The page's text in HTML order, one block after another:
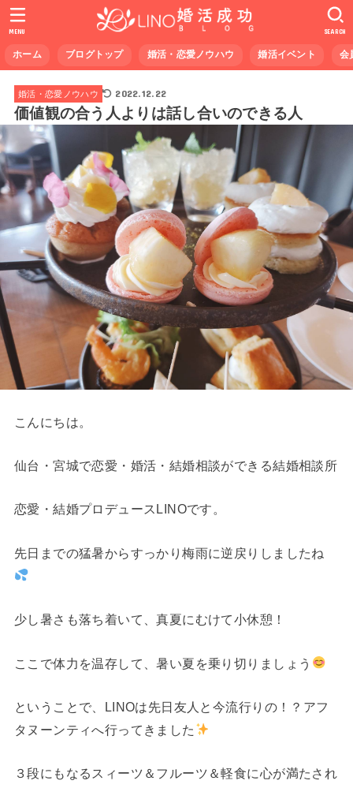
ホーム ブログトップ 婚活・恋愛ノウハウ 婚活イベント 会
SEARCH
MENU
婚活・恋愛ノウハウ 2022.12.22
価値観の合う人よりは話し合いのできる人
こんにちは。
仙台・宮城で恋愛・婚活・結婚相談ができる結婚相談所
恋愛・結婚プロデュースLINOです。
先日までの猛暑からすっかり梅雨に逆戻りしましたね
少し暑さも落ち着いて、真夏にむけて小休憩！
ここで体力を温存して、暑い夏を乗り切りましょう
ということで、LINOは先日友人と今流行りの！？アフ
タヌーンティへ行ってきました
３段にもなるスィーツ＆フルーツ＆軽食に心が満たされ